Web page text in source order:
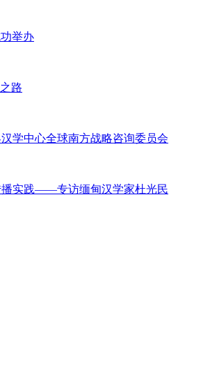
举办
路
学中心全球南方战略咨询委员会
播实践——专访缅甸汉学家杜光民